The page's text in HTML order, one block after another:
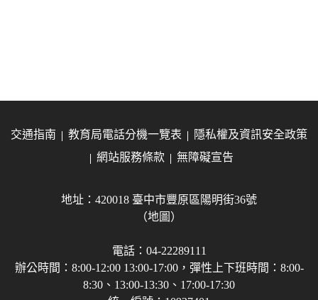
交通指南 教育局電話分機一覽表
隱私權及資訊安全政策
網站服務條款
無障礙宣告
地址：420018 臺中市豐原區陽明街36號
（地圖）
電話：04-22289111
辦公時間：8:00-12:00 13:00-17:00，彈性上下班時間：8:00-
8:30、13:00-13:30、17:00-17:30